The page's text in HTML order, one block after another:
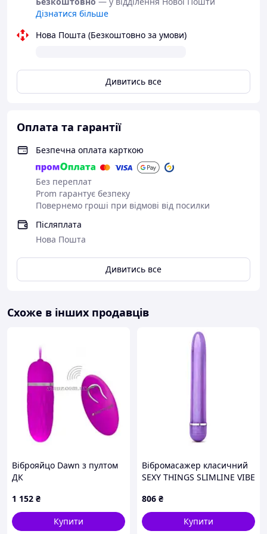
💎 Матеріал: ступінчаста текстура
Догляд та гігієна:
Уникайте потрапляння вологи в пульт
управління.
Дізнатися більше
Нова Пошта (Безкоштовно за умови)
Дивитись все
Оплата та гарантії
Безпечна оплата карткою
Без переплат
Prom гарантує безпеку
Повернемо гроші при відмові від посилки
Післяплата
Нова Пошта
Дивитись все
Схоже в інших продавців
Віброяйцо Dawn з пултом
ДК
1 152 ₴
Купити
Вібромасажер класичний
SEXY THINGS SLIMLINE VIBE
806 ₴
Купити